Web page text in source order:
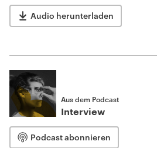
Audio herunterladen
Aus dem Podcast
Interview
Podcast abonnieren